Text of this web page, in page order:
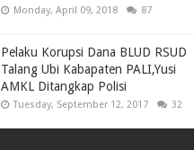
Monday, April 09, 2018 87
Pelaku Korupsi Dana BLUD RSUD
Talang Ubi Kabapaten PALI,Yusi
AMKL Ditangkap Polisi
Tuesday, September 12, 2017 32